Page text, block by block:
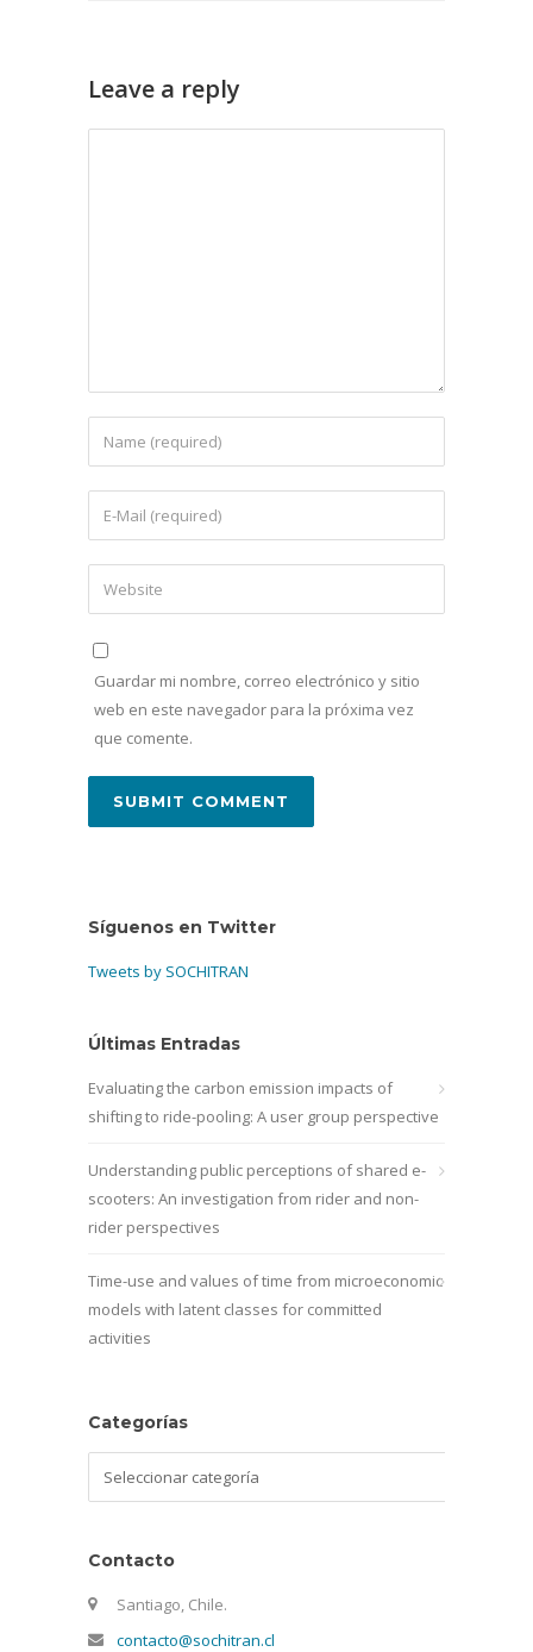
Leave a reply
Guardar mi nombre, correo electrónico y sitio
web en este navegador para la próxima vez
que comente.
Síguenos en Twitter
Tweets by SOCHITRAN
Últimas Entradas
Evaluating the carbon emission impacts of
shifting to ride-pooling: A user group perspective
Understanding public perceptions of shared e-
scooters: An investigation from rider and non-
rider perspectives
Time-use and values of time from microeconomic
models with latent classes for committed
activities
Categorías
Contacto
Santiago, Chile.
contacto@sochitran.cl